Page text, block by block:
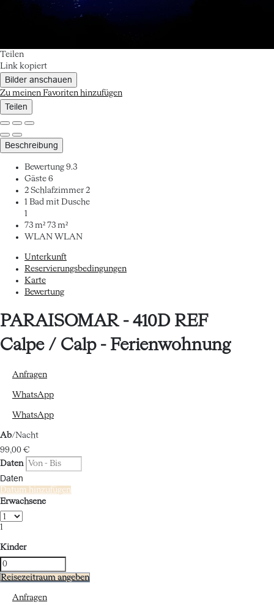
Teilen
Link kopiert
Bilder anschauen
Zu meinen Favoriten hinzufügen
Teilen
Beschreibung
Bewertung 9.3
Gäste 6
2 Schlafzimmer 2
1 Bad mit Dusche
1
73 m² 73 m²
WLAN WLAN
Unterkunft
Reservierungsbedingungen
Karte
Bewertung
PARAISOMAR - 410D REF
Calpe / Calp - Ferienwohnung
Anfragen
WhatsApp
WhatsApp
Ab/Nacht
99,00 €
Daten
Daten
Datum hinzufügen
Erwachsene
1
Kinder
Reisezeitraum angeben
Anfragen